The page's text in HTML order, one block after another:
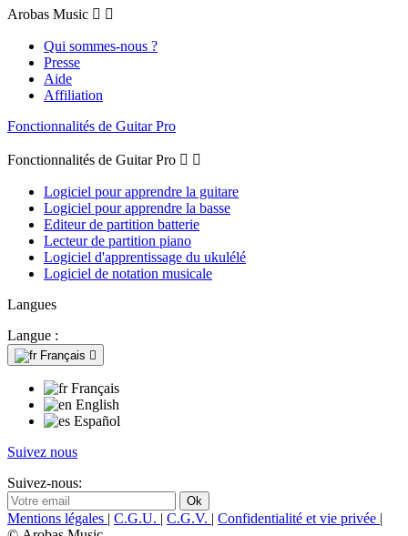
Arobas Music  
Qui sommes-nous ?
Presse
Aide
Affiliation
Fonctionnalités de Guitar Pro
Fonctionnalités de Guitar Pro  
Logiciel pour apprendre la guitare
Logiciel pour apprendre la basse
Editeur de partition batterie
Lecteur de partition piano
Logiciel d'apprentissage du ukulélé
Logiciel de notation musicale
Langues
Langue :
Français 
Français
English
Español
Suivez nous
Suivez-nous:
Mentions légales | C.G.U. | C.G.V. | Confidentialité et vie privée |